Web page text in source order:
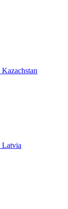
Kazachstan
Latvia